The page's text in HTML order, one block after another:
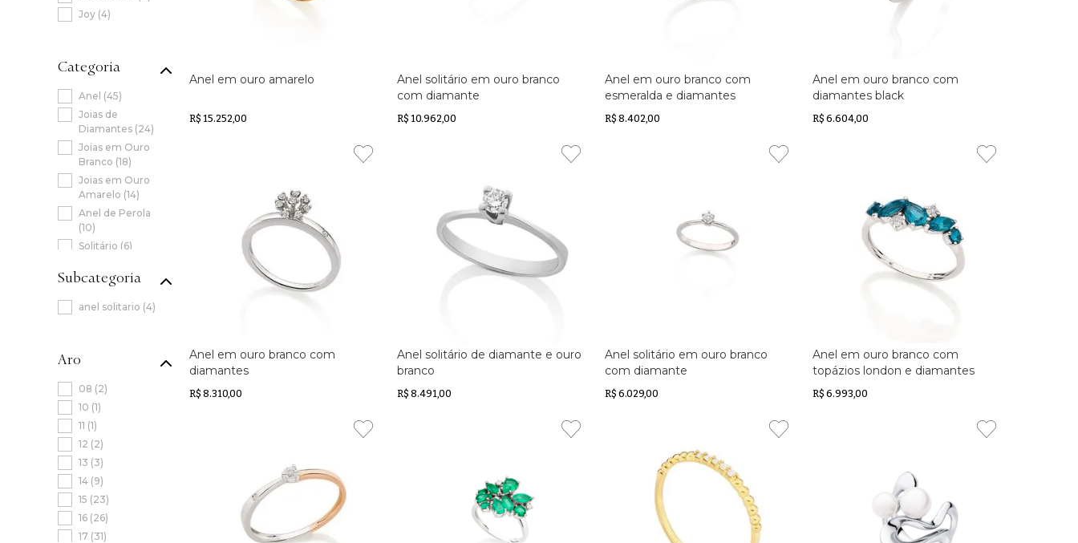
Joy (4)
Categoria
Anel (45)
Joias de
Diamantes (24)
Joias em Ouro
Branco (18)
Joias em Ouro
Amarelo (14)
Anel de Perola
(10)
Solitário (6)
Rose (6)
Subcategoria
anel solitario (4)
Aro
08 (2)
10 (1)
11 (1)
12 (2)
13 (3)
14 (9)
15 (23)
16 (26)
17 (31)
Anel em ouro amarelo
R$ 15.252,00
Anel solitário em ouro branco
com diamante
R$ 10.962,00
Anel em ouro branco com
esmeralda e diamantes
R$ 8.402,00
Anel em ouro branco com
diamantes black
R$ 6.604,00
Anel em ouro branco com
diamantes
R$ 8.310,00
Anel solitário de diamante e ouro
branco
R$ 8.491,00
Anel solitário em ouro branco
com diamante
R$ 6.029,00
Anel em ouro branco com
topázios london e diamantes
R$ 6.993,00